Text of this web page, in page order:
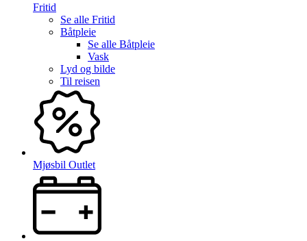
Fritid
Se alle Fritid
Båtpleie
Se alle Båtpleie
Vask
Lyd og bilde
Til reisen
Mjøsbil Outlet